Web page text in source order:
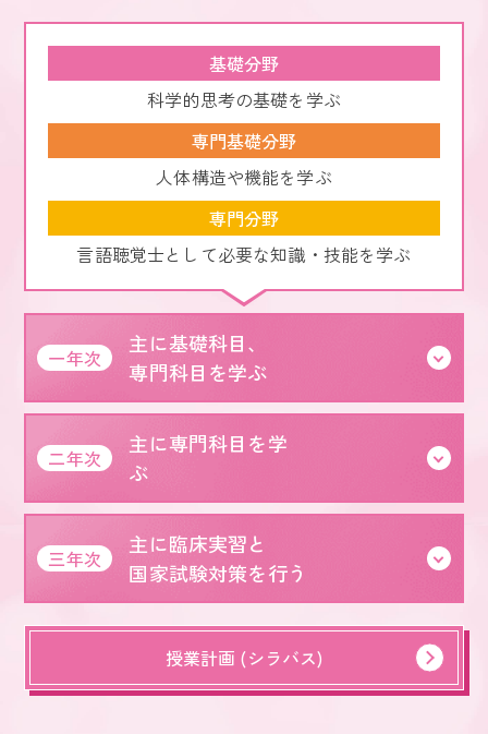
基礎分野
科学的思考の基礎を学ぶ
専門基礎分野
人体構造や機能を学ぶ
専門分野
言語聴覚士として必要な知識・技能を学ぶ
一年次
主に基礎科目、
専門科目を学ぶ
二年次
主に専門科目を学
ぶ
三年次
主に臨床実習と
国家試験対策を行う
授業計画 (シラバス)